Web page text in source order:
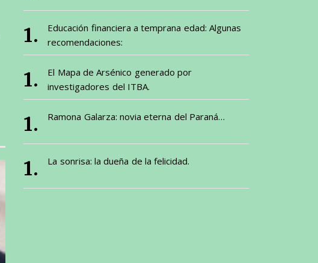
Educación financiera a temprana edad: Algunas
recomendaciones:
El Mapa de Arsénico generado por
investigadores del ITBA.
Ramona Galarza: novia eterna del Paraná…
La sonrisa: la dueña de la felicidad.